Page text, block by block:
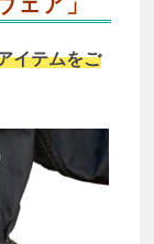
イテムをご